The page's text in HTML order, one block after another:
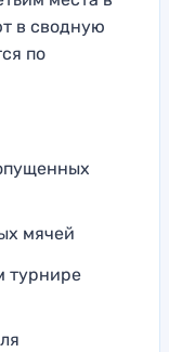
в сводную
по
мячей
турнире